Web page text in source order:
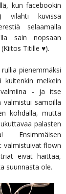
kun facebookin
vilahti kuvissa
selaamalla
sain nopsaan
Titille ♥).
pienemmäksi
kuitenkin melkein
valmiina - ja itse
valmistui samoilla
kohdalla, mutta
palasten
Ensimmäisen
valmistuivat flown
eivät haittaa,
suunnasta ole.